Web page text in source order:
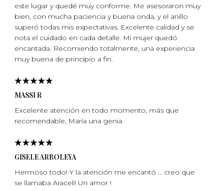
este lugar y quedé muy conforme. Me asesoraron muy
bien, con mucha paciencia y buena onda, y el anillo
superó todas mis expectativas. Excelente calidad y se
nota el cuidado en cada detalle. Mi mujer quedó
encantada. Recomiendo totalmente, una experiencia
muy buena de principio a fin.
MASSI R
Excelente atención en todo momento, más que
recomendable, Marí­a una genia.
GISELE ARBOLEYA
Hermoso todo! Y la atención me encantó … creo que
se llamaba Araceli! Un amor !